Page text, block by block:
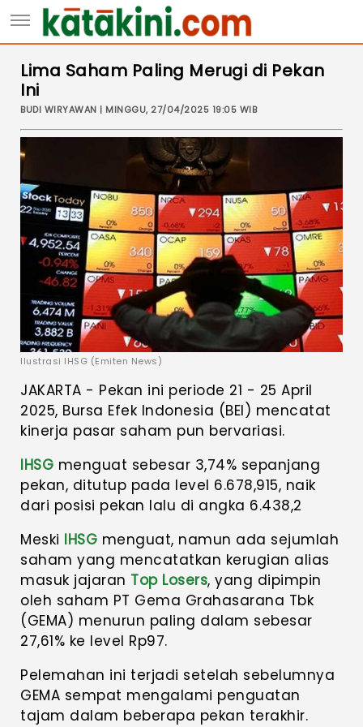
Lima Saham Paling Merugi di Pekan
Ini
BUDI WIRYAWAN | MINGGU, 27/04/2025 19:05 WIB
Ilustrasi IHSG (Emiten News)
JAKARTA - Pekan ini periode 21 - 25 April
2025, Bursa Efek Indonesia (BEI) mencatat
kinerja pasar saham pun bervariasi.
IHSG menguat sebesar 3,74% sepanjang
pekan, ditutup pada level 6.678,915, naik
dari posisi pekan lalu di angka 6.438,2
Meski IHSG menguat, namun ada sejumlah
saham yang mencatatkan kerugian alias
masuk jajaran Top Losers, yang dipimpin
oleh saham PT Gema Grahasarana Tbk
(GEMA) menurun paling dalam sebesar
27,61% ke level Rp97.
Pelemahan ini terjadi setelah sebelumnya
GEMA sempat mengalami penguatan
tajam dalam beberapa pekan terakhir.